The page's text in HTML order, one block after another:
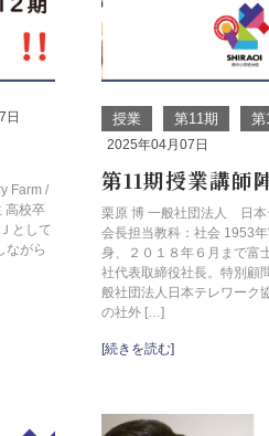
日
Farm /
高校卒
として
ながら
授業 第11期 第
2025年04月07日
第11期授業講師
栗原 博 一般社団法人 日
会長担当教科：社会 1953
身、２０１８年６月まで富
社代表取締役社長。特別顧
般社団法人日本テレワーク
の社外 […]
[続きを読む]